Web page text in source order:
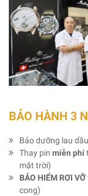
BẢO HÀNH 3
Bảo dưỡng lau
Thay pin miễn phí
mặt trời)
BẢO HIỂM RƠI VỠ
cong)